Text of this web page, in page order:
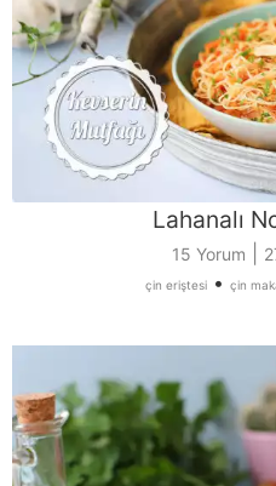
Lahanalı
15 Yorum
çin eriştesi• çin